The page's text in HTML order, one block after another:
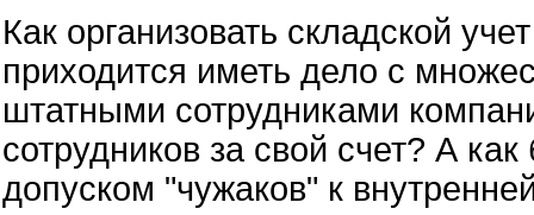
Как организовать складской
приходится иметь дело с
штатными сотрудниками
сотрудников за свой счет? А
допуском "чужаков" к